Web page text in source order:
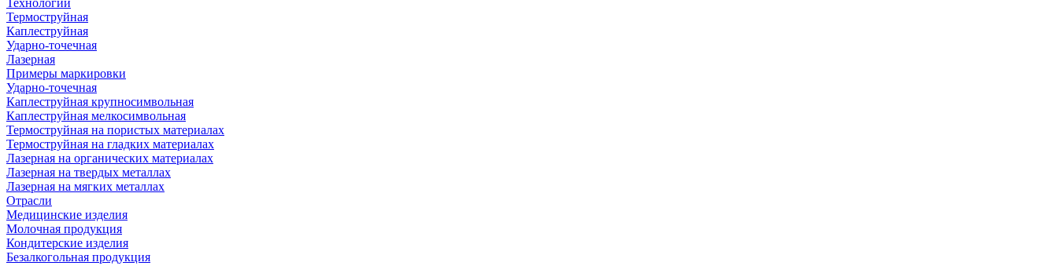
Технологии
Термоструйная
Каплеструйная
Ударно-точечная
Лазерная
Примеры маркировки
Ударно-точечная
Каплеструйная крупносимвольная
Каплеструйная мелкосимвольная
Термоструйная на пористых материалах
Термоструйная на гладких материалах
Лазерная на органических материалах
Лазерная на твердых металлах
Лазерная на мягких металлах
Отрасли
Медицинские изделия
Молочная продукция
Кондитерские изделия
Безалкогольная продукция